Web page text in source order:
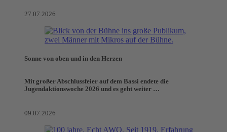
27.07.2026
Sonne von oben und in den Herzen
Mit großer Abschlussfeier auf dem Bassi endete die
Jugendaktionswoche 2026 und es geht weiter …
09.07.2026